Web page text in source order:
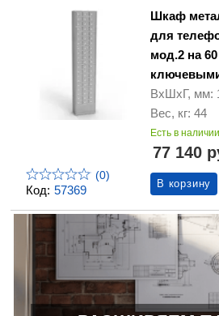
Код: 57369
(0)
Шкаф
для
мод.2 на
ВхШхГ, мм:
Вес, кг: 44
Есть в наличии
77 140
В корзину